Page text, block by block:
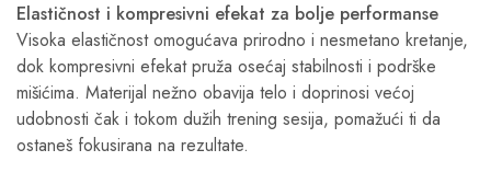
Elastičnost i kompresivni efekat za bolje performanse
Visoka elastičnost omogućava prirodno i nesmetano kretanje,
dok kompresivni efekat pruža osećaj stabilnosti i podrške
mišićima. Materijal nežno obavija telo i doprinosi većoj
udobnosti čak i tokom dužih trening sesija, pomažući ti da
ostaneš fokusirana na rezultate.